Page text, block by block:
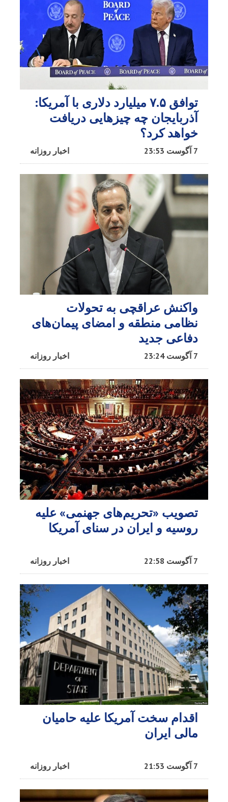
توافق ۷.۵ میلیارد دلاری با آمریکا:
آذربایجان چه چیزهایی دریافت
خواهد کرد؟
اخبار روزانه 7 آگوست 23:53
واکنش عراقچی به تحولات
نظامی منطقه و امضای پیمان‌های
دفاعی جدید
اخبار روزانه 7 آگوست 23:24
تصویب «تحریم‌های جهنمی» علیه
روسیه و ایران در سنای آمریکا
اخبار روزانه 7 آگوست 22:58
اقدام سخت آمریکا علیه حامیان
مالی ایران
اخبار روزانه 7 آگوست 21:53